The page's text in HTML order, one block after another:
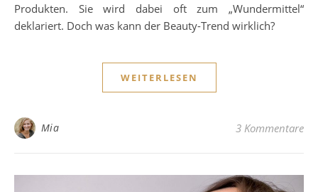
Produkten. Sie wird dabei oft zum „Wundermittel“
deklariert. Doch was kann der Beauty-Trend wirklich?
WEITERLESEN
Mia 3 Kommentare